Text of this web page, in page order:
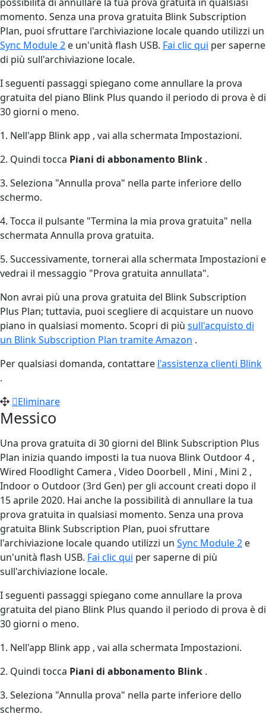
momento. Senza una prova gratuita Blink Subscription
Plan, puoi sfruttare l'archiviazione locale quando utilizzi un
Sync Module 2 e un'unità flash USB. Fai clic qui per saperne
di più sull'archiviazione locale.
I seguenti passaggi spiegano come annullare la prova
gratuita del piano Blink Plus quando il periodo di prova è di
30 giorni o meno.
1. Nell'app Blink app , vai alla schermata Impostazioni.
2. Quindi tocca Piani di abbonamento Blink .
3. Seleziona "Annulla prova" nella parte inferiore dello
schermo.
4. Tocca il pulsante "Termina la mia prova gratuita" nella
schermata Annulla prova gratuita.
5. Successivamente, tornerai alla schermata Impostazioni e
vedrai il messaggio "Prova gratuita annullata".
Non avrai più una prova gratuita del Blink Subscription
Plus Plan; tuttavia, puoi scegliere di acquistare un nuovo
piano in qualsiasi momento. Scopri di più sull'acquisto di
un Blink Subscription Plan tramite Amazon ‍.
Per qualsiasi domanda, contattare l'assistenza clienti Blink
.
Eliminare
Messico
Una prova gratuita di 30 giorni del Blink Subscription Plus
Plan inizia quando imposti la tua nuova Blink Outdoor 4 ,
Wired Floodlight Camera , Video Doorbell , Mini , Mini 2 ,
Indoor o Outdoor (3rd Gen) per gli account creati dopo il
15 aprile 2020. Hai anche la possibilità di annullare la tua
prova gratuita in qualsiasi momento. Senza una prova
gratuita Blink Subscription Plan, puoi sfruttare
l'archiviazione locale quando utilizzi un Sync Module 2 e
un'unità flash USB. Fai clic qui per saperne di più
sull'archiviazione locale.
I seguenti passaggi spiegano come annullare la prova
gratuita del piano Blink Plus quando il periodo di prova è di
30 giorni o meno.
1. Nell'app Blink app , vai alla schermata Impostazioni.
2. Quindi tocca Piani di abbonamento Blink .
3. Seleziona "Annulla prova" nella parte inferiore dello
schermo.